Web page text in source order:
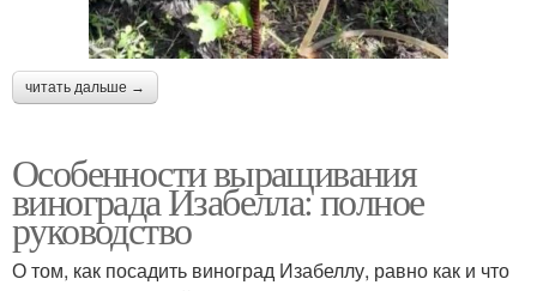
читать дальше →
Особенности выращивания
винограда Изабелла: полное
руководство
О том, как посадить виноград Изабеллу, равно как и что